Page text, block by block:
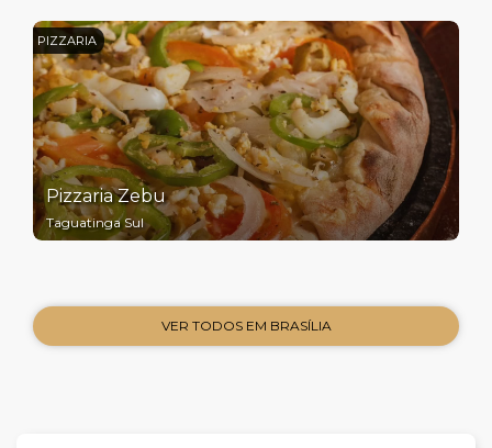
PIZZARIA
Pizzaria Zebu
Taguatinga Sul
VER TODOS EM BRASÍLIA